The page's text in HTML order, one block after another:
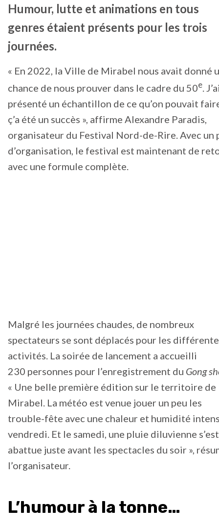
Humour, lutte et animations en tous
genres étaient présents pour les trois
journées.
« En 2022, la Ville de Mirabel nous avait donné
chance de nous prouver dans le cadre du 50e .
présenté un échantillon de ce qu’on pouvait
ç’a été un succès », affirme Alexandre Paradis,
organisateur du Festival Nord-de-Rire. Avec un
d’organisation, le festival est maintenant de
avec une formule complète.
Malgré les journées chaudes, de nombreux
spectateurs se sont déplacés pour les
activités. La soirée de lancement a accueilli
230 personnes pour l’enregistrement du Gong
« Une belle première édition sur le territoire de
Mirabel. La météo est venue jouer un peu les
trouble-fête avec une chaleur et humidité
vendredi. Et le samedi, une pluie diluvienne s’est
abattue juste avant les spectacles du soir »,
l’organisateur.
L’humour à la tonne…